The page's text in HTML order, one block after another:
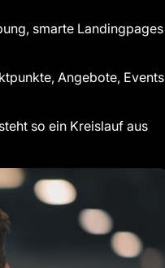
smarte Landingpages
Angebote, Events
so ein Kreislauf aus